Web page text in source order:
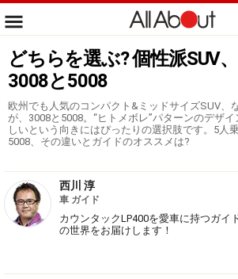
どちらを選ぶ? 個性派SUV
3008と5008
欧州でも人気のコンパクト&ミッドサイズSUV、
が、3008と5008。“ヒトメボレ”パターンのデザ
しいという向きにはぴったりの選択肢です。5人
5008、その違いとガイドのオススメは?
西川 淳
車 ガイド
カウンタックLP400を愛車に持つガイ
の世界をお届けします！